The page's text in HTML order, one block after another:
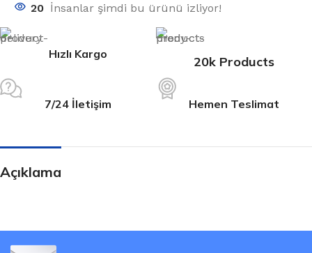
20 İnsanlar şimdi bu ürünü izliyor!
Hızlı Kargo 20k Products
7/24 İletişim Hemen Teslimat
Açıklama